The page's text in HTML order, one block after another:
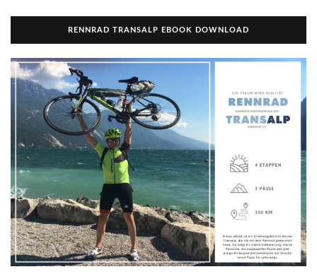
RENNRAD TRANSALP EBOOK DOWNLOAD